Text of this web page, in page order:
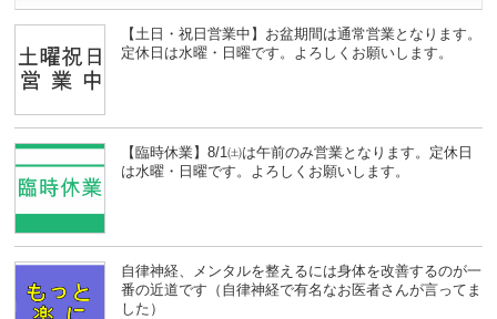
【土日・祝日営業中】お盆期間は通常営業となります。
定休日は水曜・日曜です。よろしくお願いします。
【臨時休業】8/1㈯は午前のみ営業となります。定休日
は水曜・日曜です。よろしくお願いします。
自律神経、メンタルを整えるには身体を改善するのが一
番の近道です（自律神経で有名なお医者さんが言ってま
した）